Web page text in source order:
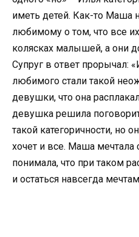
иметь детей. Как-то Маша
любимому о том, что все
колясках малышей, а они
Супруг в ответ прорычал:
любимого стали такой
девушки, что она
девушка решила
такой категоричности, но
хочет и все. Маша мечтала
понимала, что при таком
и остаться навсегда